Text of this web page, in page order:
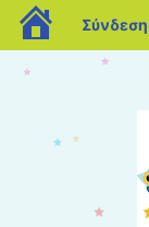
blogs.sch.gr
Σύνδεση